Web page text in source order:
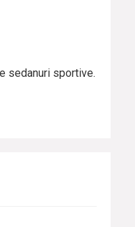
sedanuri sportive.